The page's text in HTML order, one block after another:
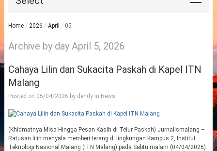
Home / 2026 / April / 05
Archive by day April 5, 2026
Cahaya Lilin dan Sukacita Paskah di Kapel ITN
Malang
Posted on 05/04/2026 by dendyin News
(Khidmatnya Misa Hingga Pesan Kasih di Telur Paskah) Jurnalismalang –
Ratusan lilin menyala memberi terang di lingkungan Kampus 2, Institut
Teknologi Nasional Malang (ITN Malang) pada Sabtu malam (04/04/2026).